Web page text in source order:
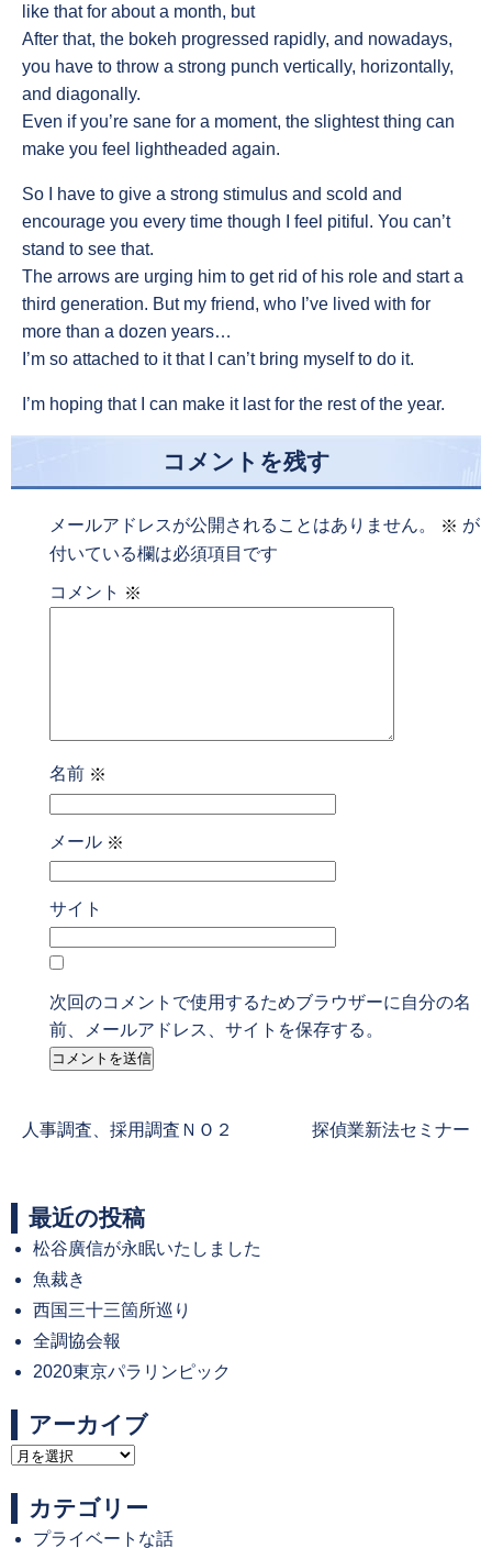
like that for about a month, but
After that, the bokeh progressed rapidly, and nowadays,
you have to throw a strong punch vertically, horizontally,
and diagonally.
Even if you’re sane for a moment, the slightest thing can
make you feel lightheaded again.
So I have to give a strong stimulus and scold and
encourage you every time though I feel pitiful. You can’t
stand to see that.
The arrows are urging him to get rid of his role and start a
third generation. But my friend, who I’ve lived with for
more than a dozen years…
I’m so attached to it that I can’t bring myself to do it.
I’m hoping that I can make it last for the rest of the year.
コメントを残す
メールアドレスが公開されることはありません。 ※ が
付いている欄は必須項目です
コメント ※
名前 ※
メール ※
サイト
次回のコメントで使用するためブラウザーに自分の名
前、メールアドレス、サイトを保存する。
Previous
人事調査、採用調査ＮＯ２
Next
探偵業新法セミナー
最近の投稿
松谷廣信が永眠いたしました
魚裁き
西国三十三箇所巡り
全調協会報
2020東京パラリンピック
アーカイブ
ア
カテゴリー
プライベートな話